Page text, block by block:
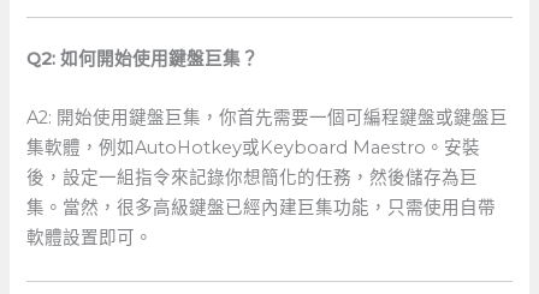
Q2: 如何開始使用鍵盤巨集？
A2: 開始使用鍵盤巨集，你首先需要一個可編程鍵盤或鍵盤巨
集軟體，例如AutoHotkey或Keyboard Maestro。安裝
後，設定一組指令來記錄你想簡化的任務，然後儲存為巨
集。當然，很多高級鍵盤已經內建巨集功能，只需使用自帶
軟體設置即可。